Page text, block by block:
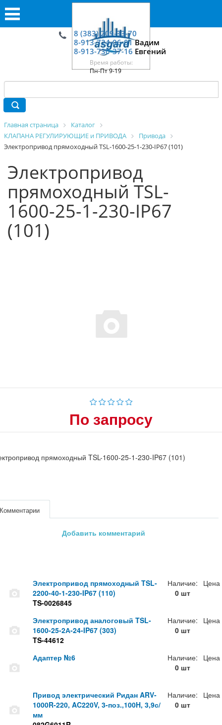
8 (383) 209-33-70
8-913-724-06-01Вадим
8-913-730-37-16 Евгений
Время работы:
Пн-Пт 9-19
Главная страница
Каталог
КЛАПАНА РЕГУЛИРУЮЩИЕ и ПРИВОДА
Привода
Электропривод прямоходный TSL-1600-25-1-230-IP67 (101)
Электропривод
прямоходный TSL-
1600-25-1-230-IP67
(101)
По запросу
прямоходный TSL-1600-25-1-230-IP67 (101)
Добавить комментарий
Электропривод прямоходный TSL-
2200-40-1-230-IP67 (110)
TS-0026845
Наличие:
0 шт
Цена
Электропривод аналоговый TSL-
1600-25-2А-24-IP67 (303)
TS-44612
Наличие:
0 шт
Цена
Адаптер №6
Наличие:
0 шт
Цена
Привод электрический Ридан ARV-
1000R-220, AC220V, 3-поз.,100H, 3,9с/
мм
Наличие:
0 шт
Цена